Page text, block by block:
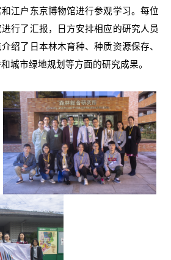
江户东京博物馆进行参观学习。每位
行了汇报，日方安排相应的研究人员
绍了日本林木育种、种质资源保存、
城市绿地规划等方面的研究成果。